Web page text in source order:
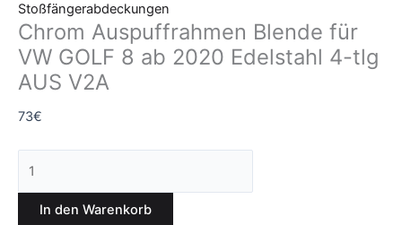
Stoßfängerabdeckungen
Chrom Auspuffrahmen Blende für
VW GOLF 8 ab 2020 Edelstahl 4-tlg
AUS V2A
73€
In den Warenkorb